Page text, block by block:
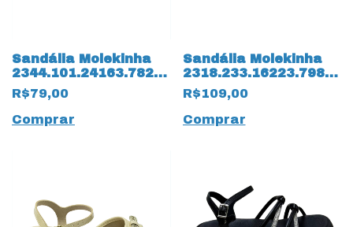
Sandália Molekinha
2344.101.24163.78276
Napa Mini Glitter
14230 Rosa
R$79,00
Comprar
Sandália Molekinha
2318.233.16223.79854
Verniz Premium
14165 Preto
R$109,00
Comprar